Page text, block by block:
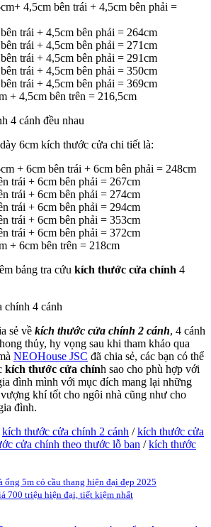
4,5cm bên trái + 4,5cm bên phải =
trái + 4,5cm bên phải = 264cm
trái + 4,5cm bên phải = 271cm
trái + 4,5cm bên phải = 291cm
trái + 4,5cm bên phải = 350cm
trái + 4,5cm bên phải = 369cm
+ 4,5cm bên trên = 216,5cm
6cm kích thước cửa chi tiết là:
+ 6cm bên trái + 6cm bên phải = 248cm
trái + 6cm bên phải = 267cm
trái + 6cm bên phải = 274cm
trái + 6cm bên phải = 294cm
trái + 6cm bên phải = 353cm
trái + 6cm bên phải = 372cm
+ 6cm bên trên = 218cm
bảng tra cứu kích thước cửa chính 4
sẻ về kích thước cửa chính 2 cánh, 4 cánh
thủy, hy vọng sau khi tham khảo qua
NEOHouse JSC đã chia sẻ, các bạn có thể
kích thước cửa chính sao cho phù hợp với
đình mình với mục đích mang lại những
khí tốt cho ngôi nhà cũng như cho
đình.
kích thước cửa chính 2 cánh /kích thước cửa
cửa chính theo thước lỗ ban /kích thước
ống 5m có cầu thang hiện đại đẹp 2025
700 triệu hiện đại, tiết kiệm nhất